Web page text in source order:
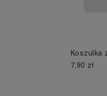
Koszulka
7,90 zł